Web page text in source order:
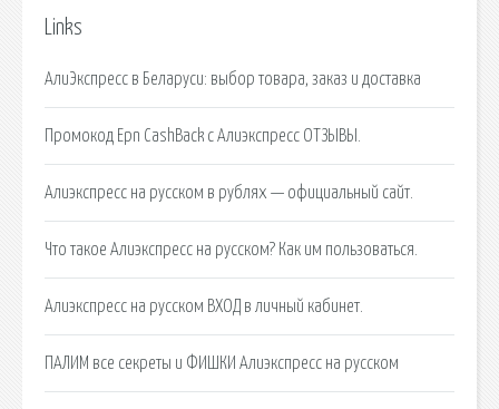
Links
АлиЭкспресс в Беларуси: выбор товара, заказ и доставка
Промокод Epn CashBack с Алиэкспресс ОТЗЫВЫ.
Алиэкспресс на русском в рублях — официальный сайт.
Что такое Алиэкспресс на русском? Как им пользоваться.
Алиэкспресс на русском ВХОД в личный кабинет.
ПАЛИМ все секреты и ФИШКИ Алиэкспресс на русском